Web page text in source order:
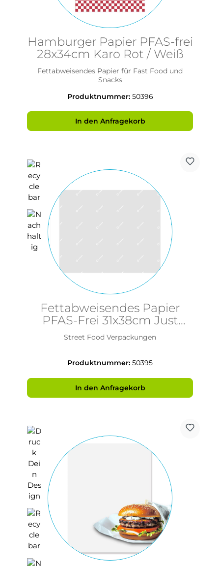
Hamburger Papier PFAS-frei
28x34cm Karo Rot / Weiß
Fettabweisendes Papier für Fast Food und
Snacks
Produktnummer: 50396
In den Anfragekorb
Fettabweisendes Papier
PFAS-Frei 31x38cm Just
Paper
Street Food Verpackungen
Produktnummer: 50395
In den Anfragekorb